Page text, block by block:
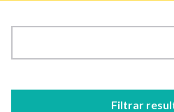
Filtrar